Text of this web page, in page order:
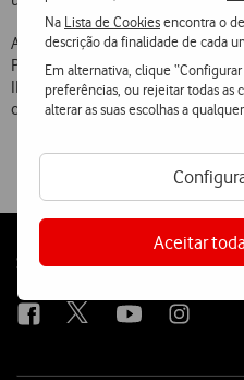
Na Lista de Cookiesencontra o
descrição da finalidade de cada
Em alternativa, clique
preferências, ou rejeitar todas as
alterar as suas escolhas a
Aceitar
A Telecel mantém contactos
Português do Património
IPPAR) e com as autarquias para
colocar infraestruturas com o
Follow
Social